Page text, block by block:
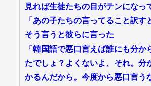
見れば生徒たちの目がテンになっ
「あの子たちの言ってること訳す
そう言うと彼らに言った
「韓国語で悪口言えば誰にも分か
たでしょ？よくないよ、それ。分
かるんだから。今度から悪口言う